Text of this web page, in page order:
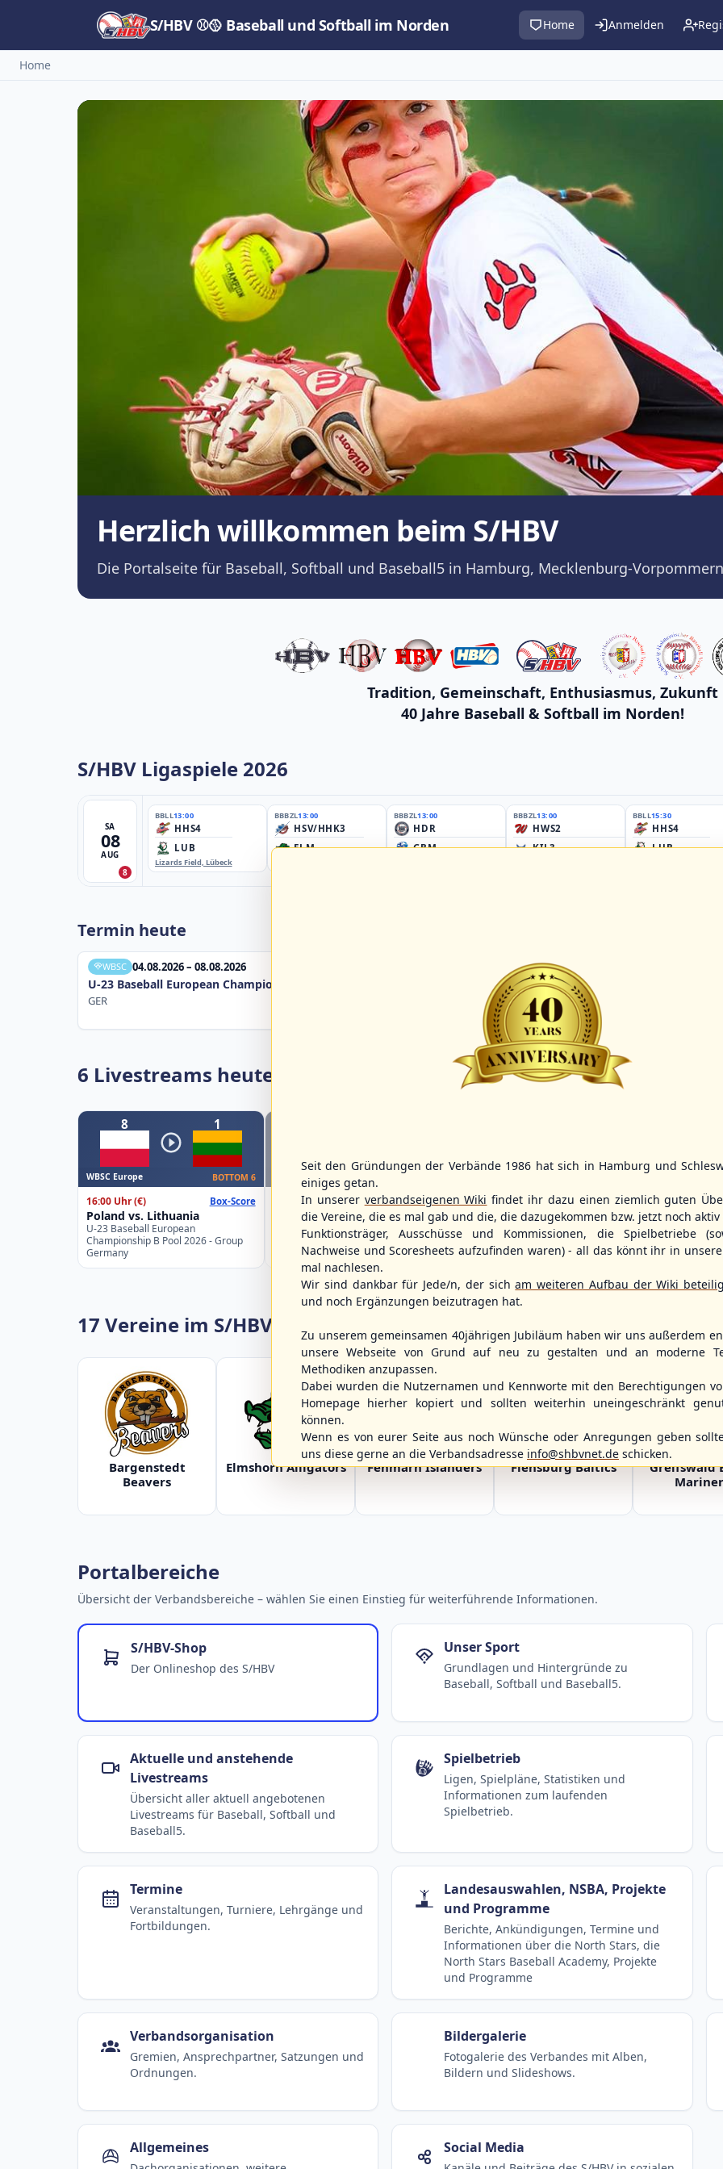
S/HBV ⚾🥎 Baseball und Softball im Norden Home Anmelden
Home
Herzlich willkommen beim S/HBV
Die Portalseite für Baseball, Softball und Baseball5 in Hamburg, Mecklenburg-
Tradition, Gemeinschaft, Enthusiasmus, Zukunft
40 Jahre Baseball & Softball im Norden!
S/HBV Ligaspiele 2026
SA
08
AUG
8
BBLL13:00
HHS4
LUB
Lizards Field, Lübeck
BBBZL13:00
HSV/HHK3
ELM
BBBZL13:00
HDR
GBM
BBBZL13:00
HWS2
KIL3
BBLL15:30
HHS4
LUB
Termin heute
WBSC 04.08.2026 – 08.08.2026
U-23 Baseball European Championship B Pool 2026 - Group Germany
GER
6 Livestreams heute
8 1
WBSC Europe BOTTOM 6
16:00 Uhr(€) Box-Score
Poland vs. Lithuania
U-23 Baseball European
Championship B Pool 2026 - Group
Germany
WBSC Europe
15:00 Uhr(€) Box-Score
Greece vs. Spain
U-23 Baseball European
Championship B Pool 2026 - Group
12:00 Uhr(€) Box-Score
Denmark vs. Sweden
U-23 Baseball European
Championship B Pool 2026 - Group
Germany
WBSC Europe
11:30 Uhr(€)
Slovakia vs.
U-23 Baseball
Championship B
Spain
17 Vereine im S/HBV
Bargenstedt
Beavers
Elmshorn Alligators Fehmarn Islanders Flensburg Baltics
Greifswald
Portalbereiche
Übersicht der Verbandsbereiche – wählen Sie einen Einstieg für weiterführende Informationen.
S/HBV-Shop
Der Onlineshop des S/HBV
Unser Sport
Grundlagen und Hintergründe zu
Baseball, Softball und Baseball5.
Aktuelle und anstehende
Livestreams
Übersicht aller aktuell angebotenen
Livestreams für Baseball, Softball und
Baseball5.
Spielbetrieb
Ligen, Spielpläne, Statistiken und
Informationen zum laufenden
Spielbetrieb.
Termine
Veranstaltungen, Turniere, Lehrgänge und
Fortbildungen.
Landesauswahlen, NSBA, Projekte
und Programme
Berichte, Ankündigungen, Termine und
Informationen über die North Stars, die
North Stars Baseball Academy, Projekte
und Programme
Verbandsorganisation
Gremien, Ansprechpartner, Satzungen und
Ordnungen.
Bildergalerie
Fotogalerie des Verbandes mit Alben,
Bildern und Slideshows.
Allgemeines Social Media
Seit den Gründungen der Verbände 1986 hat sich in Hamburg und
einiges getan.
In unserer verbandseigenen Wiki findet ihr dazu einen ziemlich guten
die Vereine, die es mal gab und die, die dazugekommen bzw. jetzt noch aktiv
Funktionsträger, Ausschüsse und Kommissionen, die Spielbetriebe
Nachweise und Scoresheets aufzufinden waren) - all das könnt ihr in
mal nachlesen.
Wir sind dankbar für Jede/n, der sicham weiteren Aufbau der Wiki
und noch Ergänzungen beizutragen hat.
Zu unserem gemeinsamen 40jährigen Jubiläum haben wir uns außerdem
unsere Webseite von Grund auf neu zu gestalten und an moderne
Methodiken anzupassen.
Dabei wurden die Nutzernamen und Kennworte mit den Berechtigungen
Homepage hierher kopiert und sollten weiterhin uneingeschränkt
können.
Wenn es von eurer Seite aus noch Wünsche oder Anregungen geben
uns diese gerne an die Verbandsadresse info@shbvnet.de schicken.